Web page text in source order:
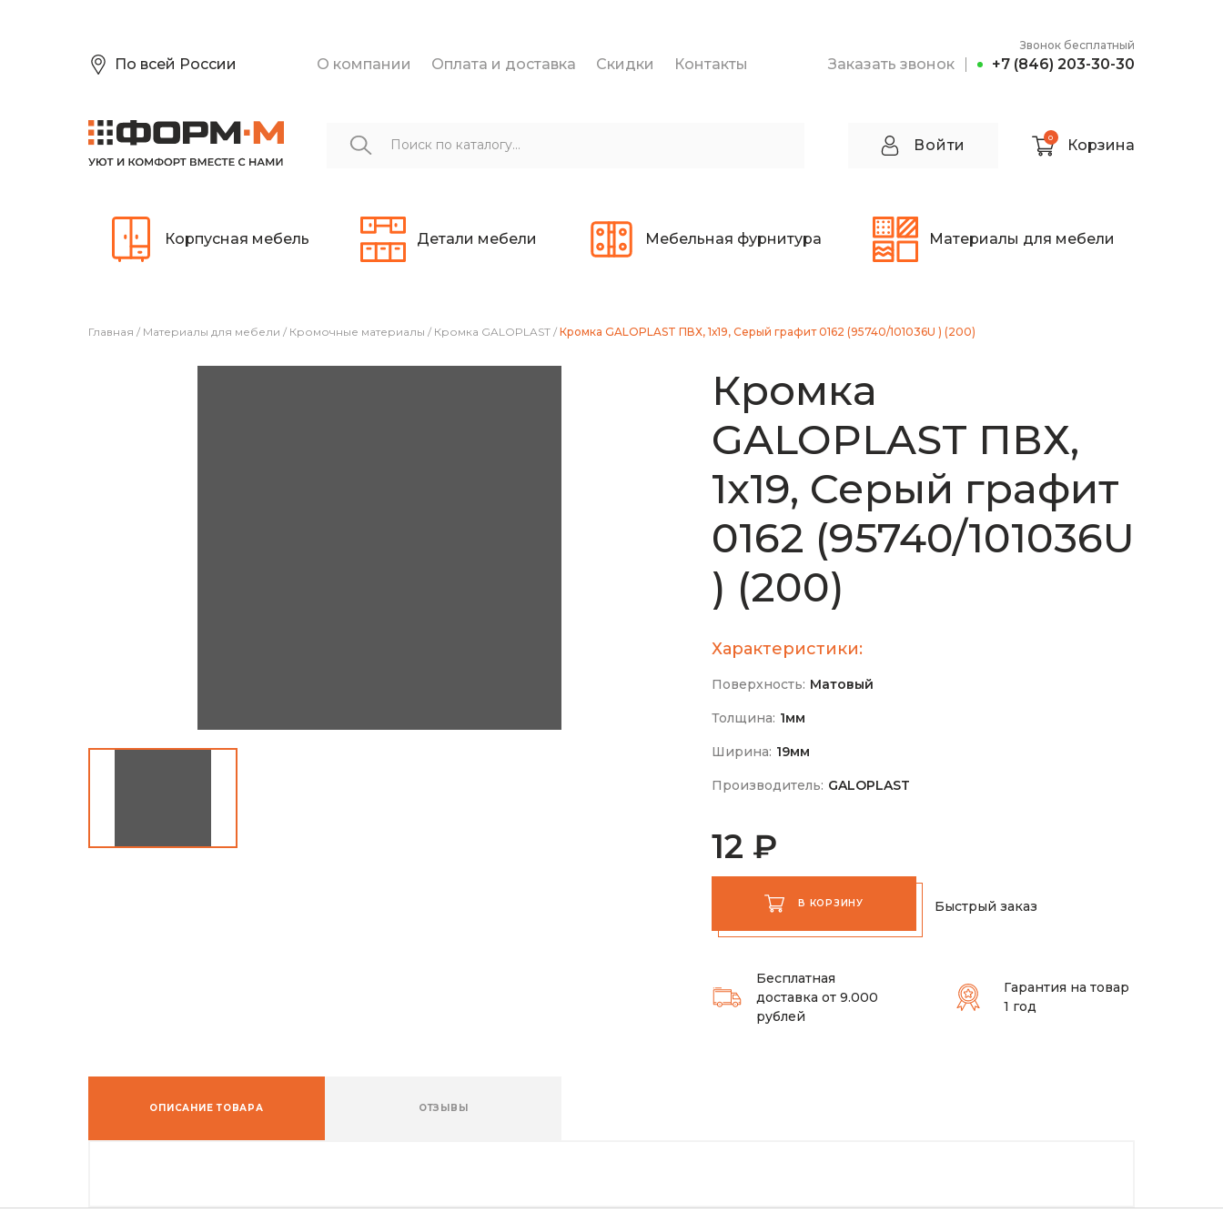
По всей России О компании Оплата и доставка Скидки Контакты Заказать звонок
Звонок бесплатный
+7 (846) 203-30-30
Войти 0 Корзина
Корпусная мебель Детали мебели Мебельная фурнитура Материалы для мебели
Главная / Материалы для мебели / Кромочные материалы / Кромка GALOPLAST / Кромка GALOPLAST ПВХ, 1х19, Серый графит 0162 (95740/101036U ) (200)
Кромка
GALOPLAST ПВХ,
1х19, Серый графит
0162 (95740/101036U
) (200)
Характеристики:
Поверхность: Матовый
Толщина: 1мм
Ширина: 19мм
Производитель: GALOPLAST
12 ₽
В КОРЗИНУ Быстрый заказ
Бесплатная
доставка от 9.000
рублей
Гарантия на товар
1 год
ОПИСАНИЕ ТОВАРА ОТЗЫВЫ